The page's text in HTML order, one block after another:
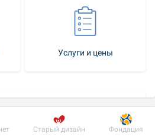
Услуги и цены
нашим пациентом
центр Пациенту
Старый дизайн Фондация